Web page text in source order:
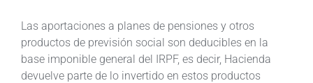
Las aportaciones a planes de pensiones y otros
productos de previsión social son deducibles en la
base imponible general del IRPF, es decir, Hacienda
devuelve parte de lo invertido en estos productos